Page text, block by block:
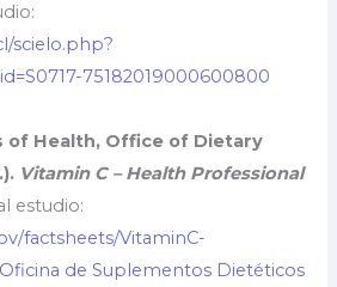
scielo.php?
75182019000600800
of Health, Office of Dietary
Vitamin C – Health Professional
estudio:
factsheets/VitaminC-
Oficina de Suplementos Dietéticos